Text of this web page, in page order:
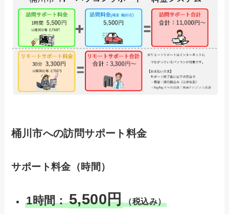
桶川市への訪問サポート料金
サポート料金（時間）
1時間：5,500円 （税込み）